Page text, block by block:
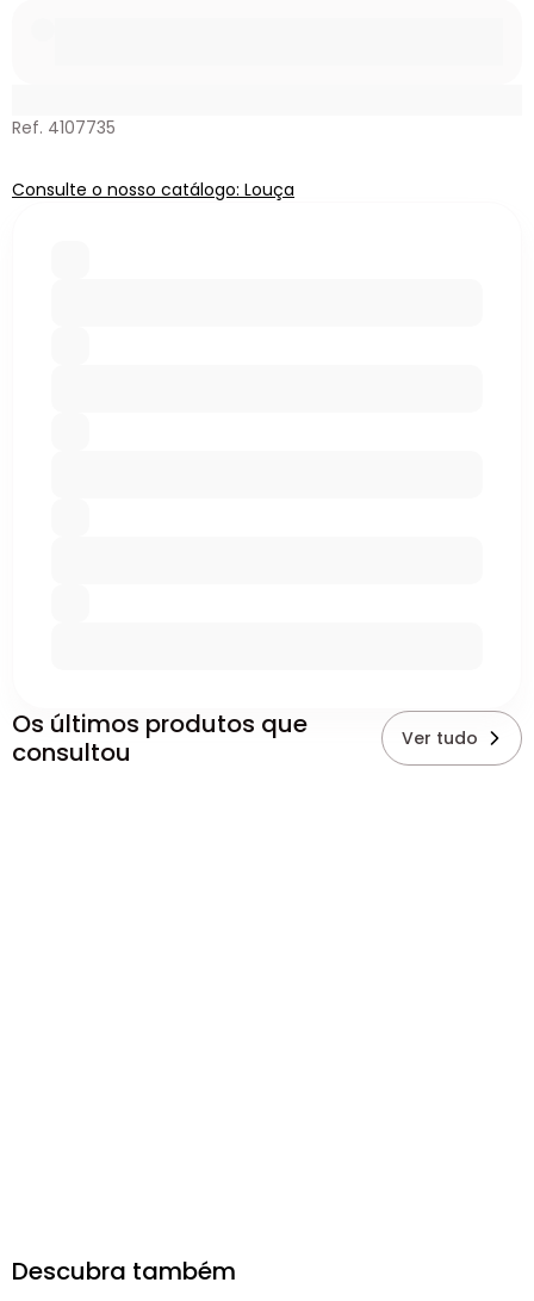
Ref. 4107735
Consulte o nosso catálogo: Louça
Os últimos produtos que
consultou
Ver tudo
Descubra também